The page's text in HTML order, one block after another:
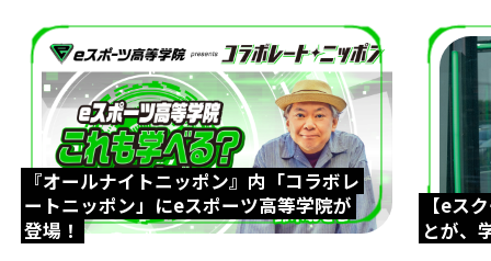
『オールナイトニッポン』内「コラボレ
ートニッポン」にeスポーツ高等学院が
登場！
【eス
とが、